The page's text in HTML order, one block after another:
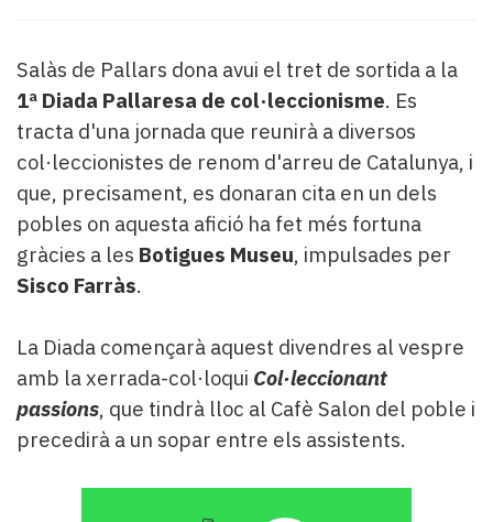
Contingut
patrocinat
Lo
més
Editorial
Salàs de Pallars dona avui el tret de sortida a la
1ª Diada Pallaresa de col·leccionisme. Es
tracta d'una jornada que reunirà a diversos
col·leccionistes de renom d'arreu de Catalunya, i
que, precisament, es donaran cita en un dels
pobles on aquesta afició ha fet més fortuna
gràcies a les Botigues Museu, impulsades per
Sisco Farràs.
La Diada començarà aquest divendres al vespre
amb la xerrada-col·loqui Col·leccionant
passions, que tindrà lloc al Cafè Salon del poble i
precedirà a un sopar entre els assistents.